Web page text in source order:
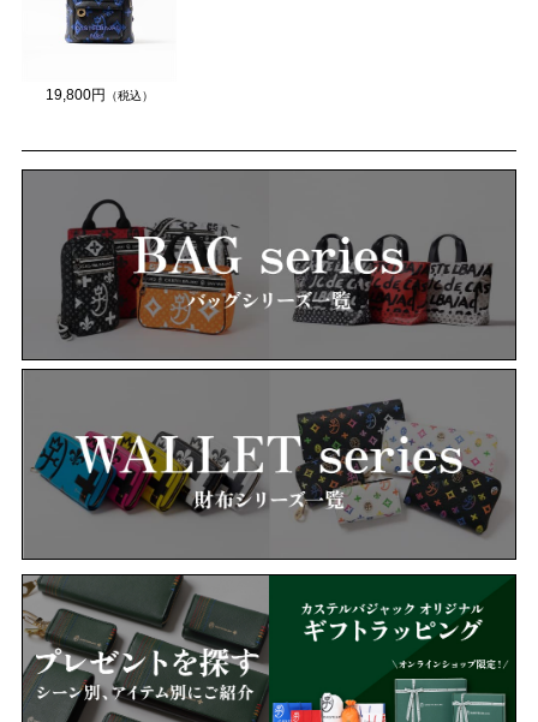
19,800円 （税込）